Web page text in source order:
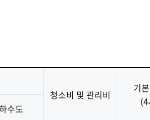
청소비 및 관리비
기
수도